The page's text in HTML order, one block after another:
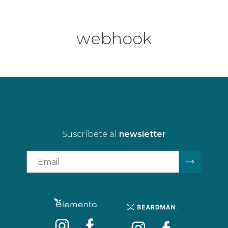
webhook
Suscríbete al newsletter